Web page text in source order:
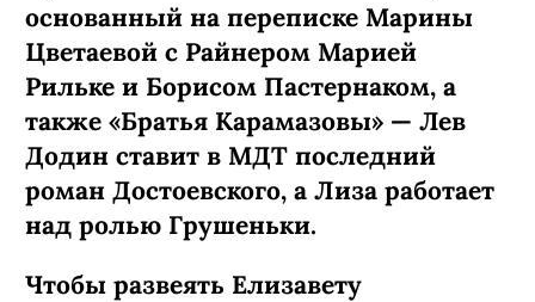
основанный на переписке Марины
Цветаевой с Райнером Марией
Рильке и Борисом Пастернаком, а
также «Братья Карамазовы» — Лев
Додин ставит в МДТ последний
роман Достоевского, а Лиза работает
над ролью Грушеньки.
Чтобы развеять Елизавету